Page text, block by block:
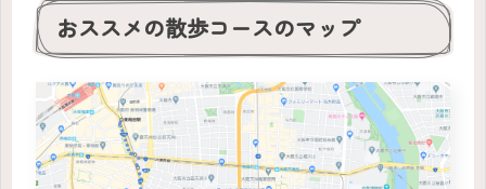
おススメの散歩コースのマップ